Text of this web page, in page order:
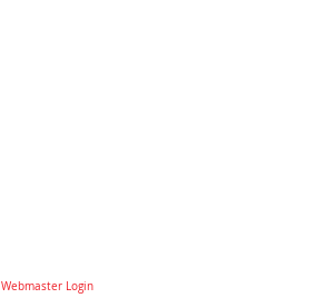
Webmaster Login